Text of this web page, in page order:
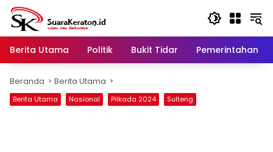
Langsung
konten
Berita Utama
Politik Bukit Tidar Pemerintahan
Beranda Berita Utama
Berita Utama Nasional Pilkada 2024 Sulteng